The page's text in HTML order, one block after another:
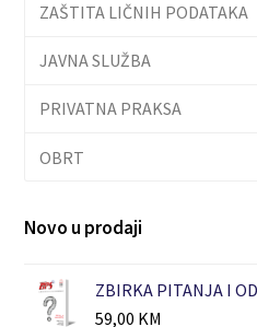
ZAŠTITA LIČNIH PODATAKA
JAVNA SLUŽBA
PRIVATNA PRAKSA
OBRT
Novo u prodaji
ZBIRKA PITANJA I
59,00 KM